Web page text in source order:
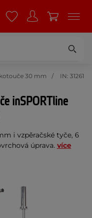
30 mm IN: 31261
inSPORTline
i vzpěračské tyče, 6
úprava. více